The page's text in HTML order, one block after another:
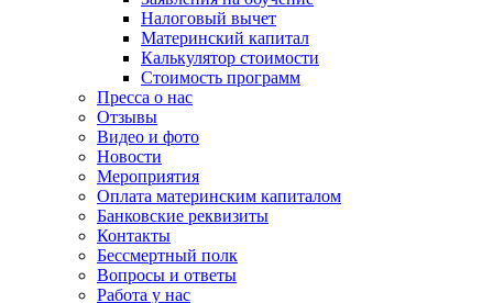
Налоговый вычет
Материнский капитал
Калькулятор стоимости
Стоимость программ
Пресса о нас
Отзывы
Видео и фото
Новости
Мероприятия
Оплата материнским капиталом
Банковские реквизиты
Контакты
Бессмертный полк
Вопросы и ответы
Работа у нас